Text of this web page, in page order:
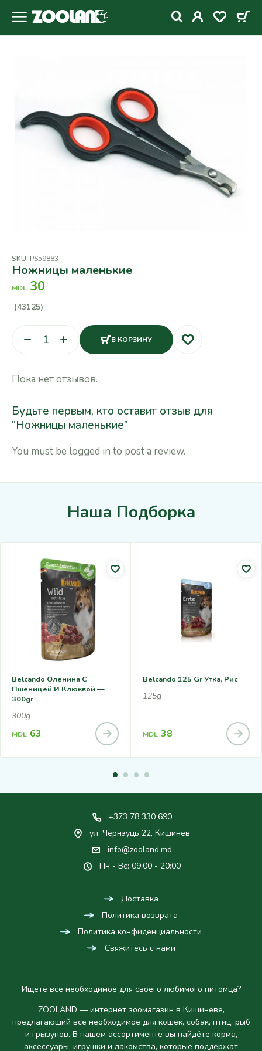
SKU: PS59883
Ножницы маленькие
MDL 30
(43125)
В КОРЗИНУ
Пока нет отзывов.
Будьте первым, кто оставит отзыв для
“Ножницы маленькие”
You must be logged in to post a review.
Наша Подборка
Belcando Оленина С
Пшеницей И Клюквой —
300gr
300g
MDL 63
Belcando 125 Gr Утка, Рис
125g
MDL 38
+373 78 330 690
ул. Чернэуць 22, Кишинев
info@zooland.md
Пн - Вс: 09:00 - 20:00
Доставка
Политика возврата
Политика конфиденциальности
Свяжитесь с нами
Ищете все необходимое для своего любимого питомца?
ZOOLAND — интернет зоомагазин в Кишиневе,
предлагающий всё необходимое для кошек, собак, птиц, рыб
и грызунов. В нашем ассортименте вы найдёте корма,
аксессуары, игрушки и лакомства, которые поддержат